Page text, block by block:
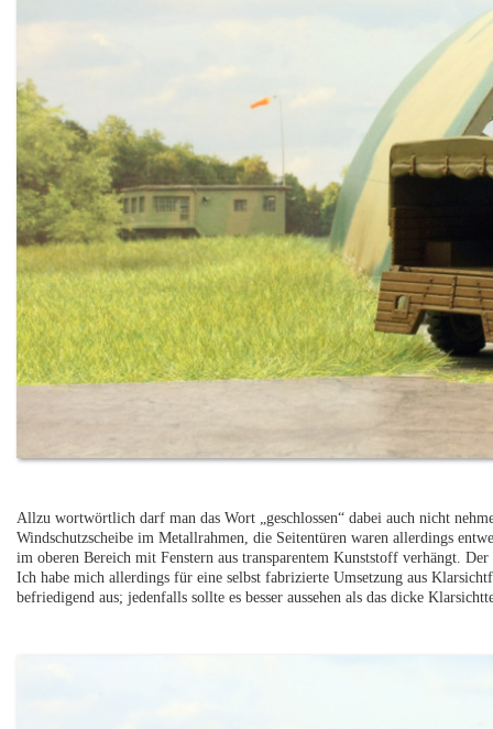
Allzu wortwörtlich darf man das Wort „geschlossen“ dabei auch nicht
Windschutzscheibe im Metallrahmen, die Seitentüren waren allerdings
im oberen Bereich mit Fenstern aus transparentem Kunststoff verhängt.
Ich habe mich allerdings für eine selbst fabrizierte Umsetzung aus
befriedigend aus; jedenfalls sollte es besser aussehen als das dicke